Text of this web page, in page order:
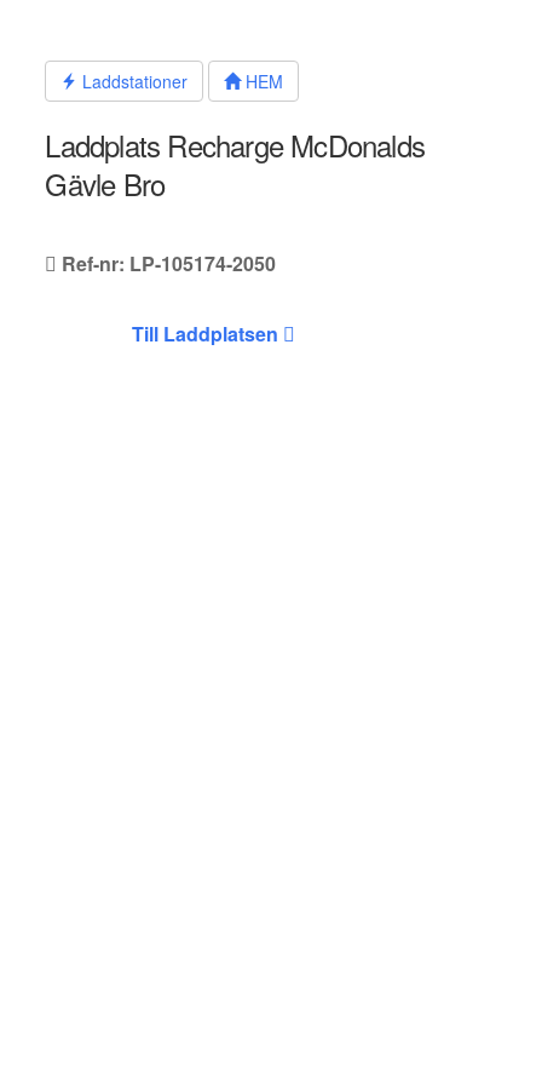
innehållet Laddstationer HEM
Laddplats Recharge McDonalds
Gävle Bro
Ref-nr: LP-105174-2050
Till Laddplatsen